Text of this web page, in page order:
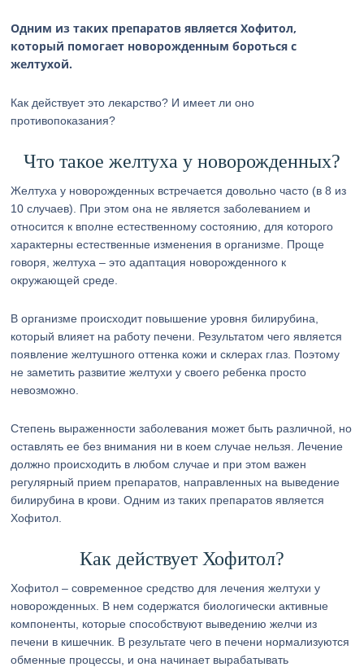
Одним из таких препаратов является Хофитол,
который помогает новорожденным бороться с
желтухой.
Как действует это лекарство? И имеет ли оно
противопоказания?
Что такое желтуха у новорожденных?
Желтуха у новорожденных встречается довольно часто (в 8 из
10 случаев). При этом она не является заболеванием и
относится к вполне естественному состоянию, для которого
характерны естественные изменения в организме. Проще
говоря, желтуха – это адаптация новорожденного к
окружающей среде.
В организме происходит повышение уровня билирубина,
который влияет на работу печени. Результатом чего является
появление желтушного оттенка кожи и склерах глаз. Поэтому
не заметить развитие желтухи у своего ребенка просто
невозможно.
Степень выраженности заболевания может быть различной, но
оставлять ее без внимания ни в коем случае нельзя. Лечение
должно происходить в любом случае и при этом важен
регулярный прием препаратов, направленных на выведение
билирубина в крови. Одним из таких препаратов является
Хофитол.
Как действует Хофитол?
Хофитол – современное средство для лечения желтухи у
новорожденных. В нем содержатся биологически активные
компоненты, которые способствуют выведению желчи из
печени в кишечник. В результате чего в печени нормализуются
обменные процессы, и она начинает вырабатывать